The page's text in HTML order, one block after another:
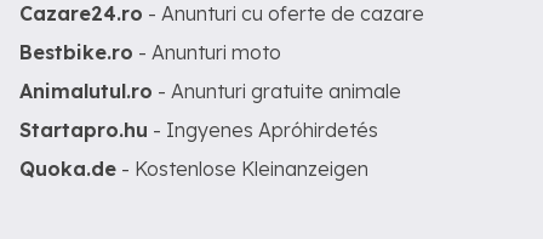
Cazare24.ro - Anunturi cu oferte de cazare
Bestbike.ro - Anunturi moto
Animalutul.ro - Anunturi gratuite animale
Startapro.hu - Ingyenes Apróhirdetés
Quoka.de - Kostenlose Kleinanzeigen